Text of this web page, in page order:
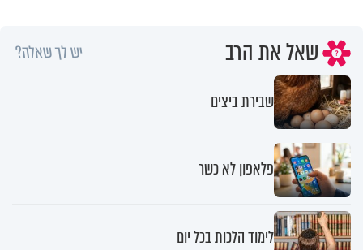
שאל את הרב יש לך שאלה?
שבירת ביצים
פלאפון לא כשר
לימוד הלכות בכל יום